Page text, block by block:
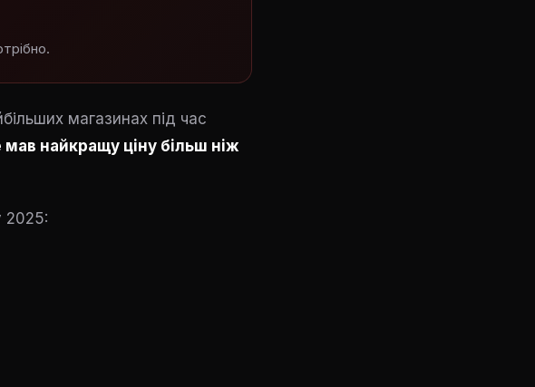
магазинах під час
найкращу ціну більш ніж
2025: